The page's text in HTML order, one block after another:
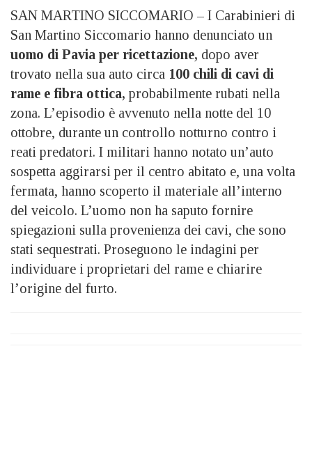
SAN MARTINO SICCOMARIO – I Carabinieri di
San Martino Siccomario hanno denunciato un
uomo di Pavia per ricettazione, dopo aver
trovato nella sua auto circa 100 chili di cavi di
rame e fibra ottica, probabilmente rubati nella
zona. L’episodio è avvenuto nella notte del 10
ottobre, durante un controllo notturno contro i
reati predatori. I militari hanno notato un’auto
sospetta aggirarsi per il centro abitato e, una volta
fermata, hanno scoperto il materiale all’interno
del veicolo. L’uomo non ha saputo fornire
spiegazioni sulla provenienza dei cavi, che sono
stati sequestrati. Proseguono le indagini per
individuare i proprietari del rame e chiarire
l’origine del furto.